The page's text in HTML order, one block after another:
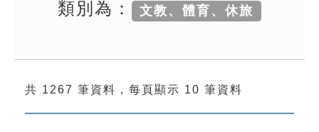
生字詞彙表
成語故事
索引選單
類別為： 文教、體育、休旅
共 1267 筆資料，每頁顯示 10 筆資料